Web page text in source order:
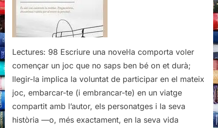
Lectures: 98 Escriure una novel·la comporta voler
començar un joc que no saps ben bé on et durà;
llegir-la implica la voluntat de participar en el mateix
joc, embarcar-te (i embrancar-te) en un viatge
compartit amb l’autor, els personatges i la seva
història —o, més exactament, en la seva vida